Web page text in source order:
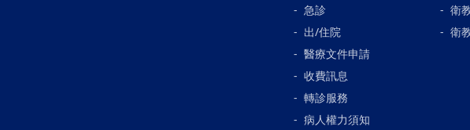
急診
出/住院
醫療文件申請
收費訊息
轉診服務
病人權力須知
衛
衛